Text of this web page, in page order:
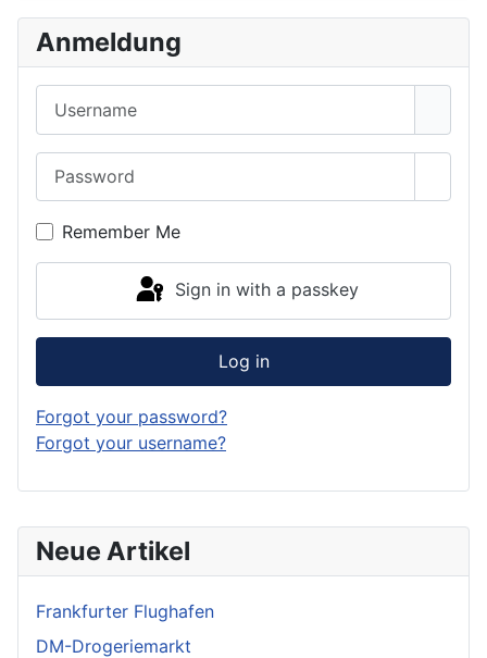
Neue Artikel
Frankfurter Flughafen
DM-Drogeriemarkt
Anmeldung
Remember Me
Sign in with a passkey
Log in
Forgot your password?
Forgot your username?